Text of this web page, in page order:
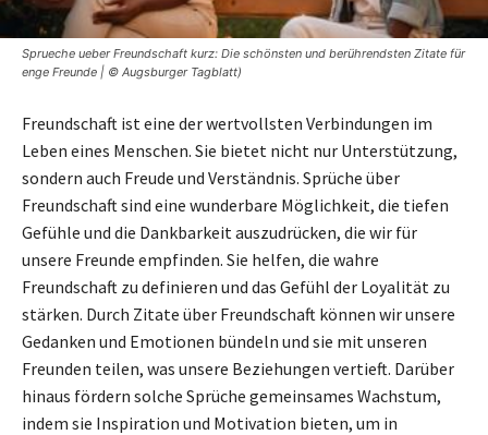
Sprueche ueber Freundschaft kurz: Die schönsten und berührendsten Zitate für
enge Freunde | © Augsburger Tagblatt)
Freundschaft ist eine der wertvollsten Verbindungen im
Leben eines Menschen. Sie bietet nicht nur Unterstützung,
sondern auch Freude und Verständnis. Sprüche über
Freundschaft sind eine wunderbare Möglichkeit, die tiefen
Gefühle und die Dankbarkeit auszudrücken, die wir für
unsere Freunde empfinden. Sie helfen, die wahre
Freundschaft zu definieren und das Gefühl der Loyalität zu
stärken. Durch Zitate über Freundschaft können wir unsere
Gedanken und Emotionen bündeln und sie mit unseren
Freunden teilen, was unsere Beziehungen vertieft. Darüber
hinaus fördern solche Sprüche gemeinsames Wachstum,
indem sie Inspiration und Motivation bieten, um in